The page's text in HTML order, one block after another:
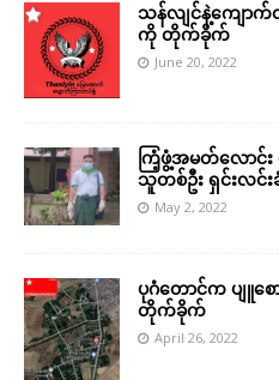
သန်လျင်နဲ့ကျောက်
ကို တိုက်ခိုက်
June 20, 2022
ကြံ့ဖွံ့အမတ်လောင်
သူတစ်ဦး ရှင်းလင်း
May 2, 2022
ပုဂံတောင်က ပျူစ
တိုက်ခိုက်
April 26, 2022